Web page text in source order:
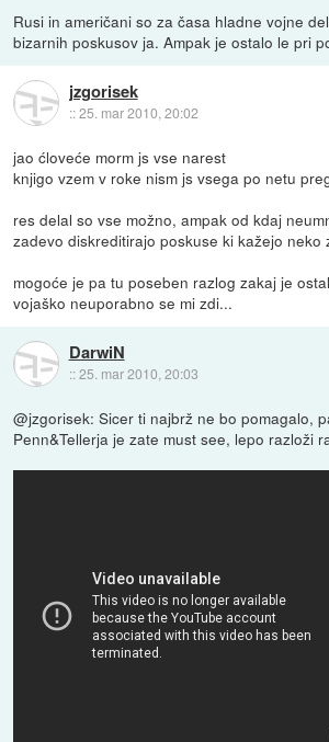
Rusi in američani so za časa hladne vojne
bizarnih poskusov ja. Ampak je ostalo le pri
jzgorisek
::25. mar 2010, 20:02
jao ćloveće morm js vse narest
knjigo vzem v roke nism js vsega po netu
res delal so vse možno, ampak od kdaj
zadevo diskreditirajo poskuse ki kažejo neko
mogoće je pa tu poseben razlog zakaj je
vojaško neuporabno se mi zdi...
DarwiN
::25. mar 2010, 20:03
@jzgorisek: Sicer ti najbrž ne bo pomagalo,
Penn&Tellerja je zate must see, lepo razloži